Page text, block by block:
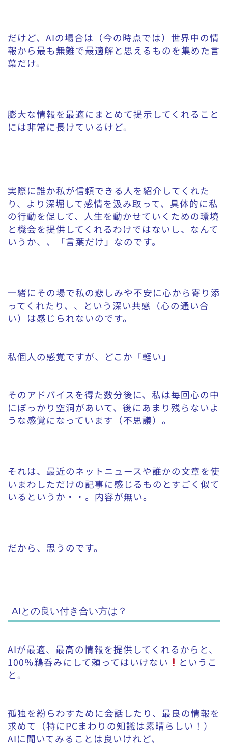
だけど、AIの場合は（今の時点では）世界中の情
報から最も無難で最適解と思えるものを集めた言
葉だけ。
膨大な情報を最適にまとめて提示してくれること
には非常に長けているけど。
実際に誰か私が信頼できる人を紹介してくれた
り、より深堀して感情を汲み取って、具体的に私
の行動を促して、人生を動かせていくための環境
と機会を提供してくれるわけではないし、なんて
いうか、、「言葉だけ」なのです。
一緒にその場で私の悲しみや不安に心から寄り添
ってくれたり、、という深い共感（心の通い合
い）は感じられないのです。
私個人の感覚ですが、どこか「軽い」
そのアドバイスを得た数分後に、私は毎回心の中
にぽっかり空洞があいて、後にあまり残らないよ
うな感覚になっています（不思議）。
それは、最近のネットニュースや誰かの文章を使
いまわしただけの記事に感じるものとすごく似て
いるというか・・。内容が無い。
だから、思うのです。
AIとの良い付き合い方は？
AIが最適、最高の情報を提供してくれるからと、
100％鵜呑みにして頼ってはいけない
というこ
と。
孤独を紛らわすために会話したり、最良の情報を
求めて（特にPCまわりの知識は素晴らしい！）
AIに聞いてみることは良いけれど、